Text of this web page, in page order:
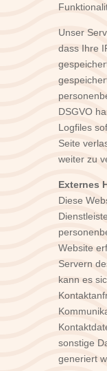
Unser
dass Ihre
DSGVO
Logfiles
Seite
weiter zu
Externes
Diese
Website
Servern
kann es
sonstige
generiert